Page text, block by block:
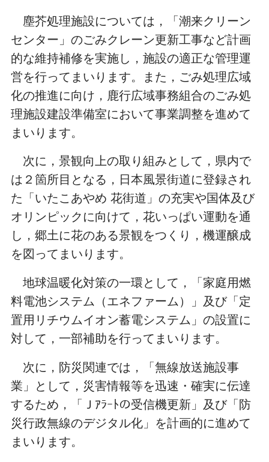
塵芥処理施設については，「潮来クリーン
センター」のごみクレーン更新工事など計画
的な維持補修を実施し，施設の適正な管理運
営を行ってまいります。また，ごみ処理広域
化の推進に向け，鹿行広域事務組合のごみ処
理施設建設準備室において事業調整を進めて
まいります。
次に，景観向上の取り組みとして，県内で
は２箇所目となる，日本風景街道に登録され
た「いたこあやめ 花街道」の充実や国体及び
オリンピックに向けて，花いっぱい運動を通
し，郷土に花のある景観をつくり，機運醸成
を図ってまいります。
地球温暖化対策の一環として，「家庭用燃
料電池システム（エネファーム）」及び「定
置用リチウムイオン蓄電システム」の設置に
対して，一部補助を行ってまいります。
次に，防災関連では，「無線放送施設事
業」として，災害情報等を迅速・確実に伝達
するため，「Ｊｱﾗｰﾄの受信機更新」及び「防
災行政無線のデジタル化」を計画的に進めて
まいります。